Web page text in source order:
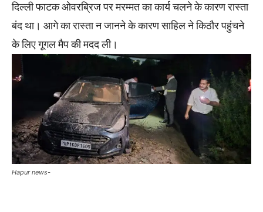
दिल्ली फाटक ओवरब्रिज पर मरम्मत का कार्य चलने के कारण रास्ता
बंद था। आगे का रास्ता न जानने के कारण साहिल ने किठौर पहुंचने
के लिए गूगल मैप की मदद ली।
Hapur news-